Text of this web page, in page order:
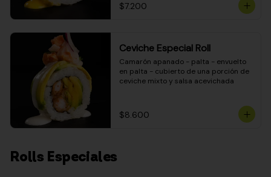
$7.200
Ceviche Especial Roll
Camarón apanado - palta - envuelto
en palta - cubierto de una porción de
ceviche mixto y salsa acevichada
$8.600
Rolls Especiales